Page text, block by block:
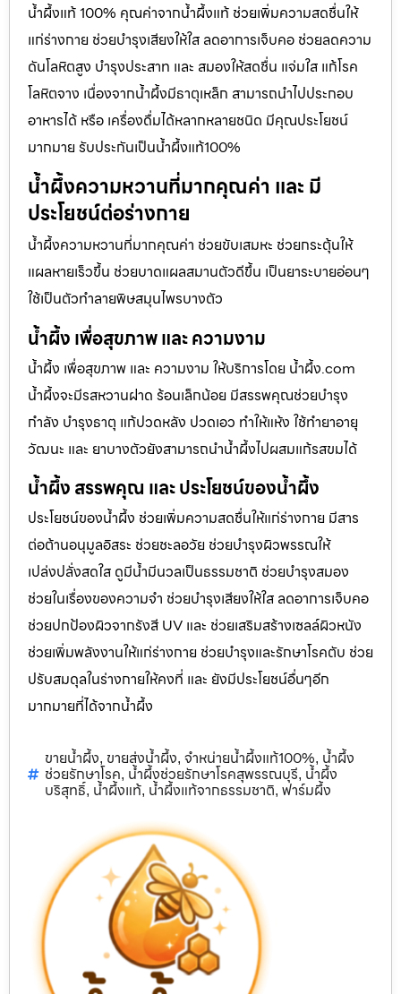
น้ำผึ้งแท้ 100% คุณค่าจากน้ำผึ้งแท้ ช่วยเพิ่มความสดชื่นให้
แก่ร่างกาย ช่วยบำรุงเสียงให้ใส ลดอาการเจ็บคอ ช่วยลดความ
ดันโลหิตสูง บำรุงประสาท และ สมองให้สดชื่น แจ่มใส แก้โรค
โลหิตจาง เนื่องจากน้ำผึ้งมีธาตุเหล็ก สามารถนำไปประกอบ
อาหารได้ หรือ เครื่องดื่มได้หลากหลายชนิด มีคุณประโยชน์
มากมาย รับประกันเป็นน้ำผึ้งแท้100%
น้ำผึ้งความหวานที่มากคุณค่า และ มี
ประโยชน์ต่อร่างกาย
น้ำผึ้งความหวานที่มากคุณค่า ช่วยขับเสมหะ ช่วยกระตุ้นให้
แผลหายเร็วขึ้น ช่วยบาดแผลสมานตัวดีขึ้น เป็นยาระบายอ่อนๆ
ใช้เป็นตัวทำลายพิษสมุนไพรบางตัว
น้ำผึ้ง เพื่อสุขภาพ และ ความงาม
น้ำผึ้ง เพื่อสุขภาพ และ ความงาม ให้บริการโดย น้ำผึ้ง.com
น้ำผึ้งจะมีรสหวานฝาด ร้อนเล็กน้อย มีสรรพคุณช่วยบำรุง
กำลัง บำรุงธาตุ แก้ปวดหลัง ปวดเอว ทำให้แห้ง ใช้ทำยาอายุ
วัฒนะ และ ยาบางตัวยังสามารถนำน้ำผึ้งไปผสมแก้รสขมได้
น้ำผึ้ง สรรพคุณ และ ประโยชน์ของน้ำผึ้ง
ประโยชน์ของน้ำผึ้ง ช่วยเพิ่มความสดชื่นให้แก่ร่างกาย มีสาร
ต่อต้านอนุมูลอิสระ ช่วยชะลอวัย ช่วยบำรุงผิวพรรณให้
เปล่งปลั่งสดใส ดูมีน้ำมีนวลเป็นธรรมชาติ ช่วยบำรุงสมอง
ช่วยในเรื่องของความจำ ช่วยบำรุงเสียงให้ใส ลดอาการเจ็บคอ
ช่วยปกป้องผิวจากรังสี UV และ ช่วยเสริมสร้างเซลล์ผิวหนัง
ช่วยเพิ่มพลังงานให้แก่ร่างกาย ช่วยบำรุงและรักษาโรคตับ ช่วย
ปรับสมดุลในร่างกายให้คงที่ และ ยังมีประโยชน์อื่นๆอีก
มากมายที่ได้จากน้ำผึ้ง
ขายน้ำผึ้ง, ขายส่งน้ำผึ้ง, จำหน่ายน้ำผึ้งแท้100%, น้ำผึ้ง
ช่วยรักษาโรค, น้ำผึ้งช่วยรักษาโรคสุพรรณบุรี, น้ำผึ้ง
บริสุทธิ์, น้ำผึ้งแท้, น้ำผึ้งแท้จากธรรมชาติ, ฟาร์มผึ้ง